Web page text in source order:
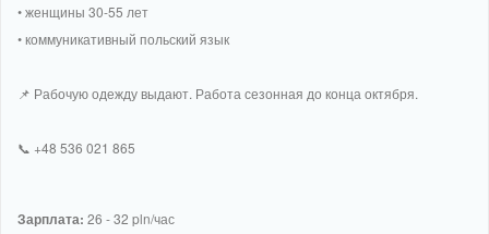
• женщины 30-55 лет
• коммуникативный польский язык
📌 Рабочую одежду выдают. Работа сезонная до конца октября.
📞 +48 536 021 865
Зарплата: 26 - 32 pln/час